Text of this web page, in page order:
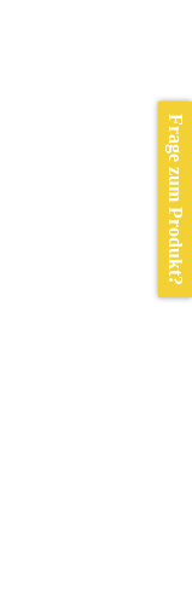
Frage zum Produkt?